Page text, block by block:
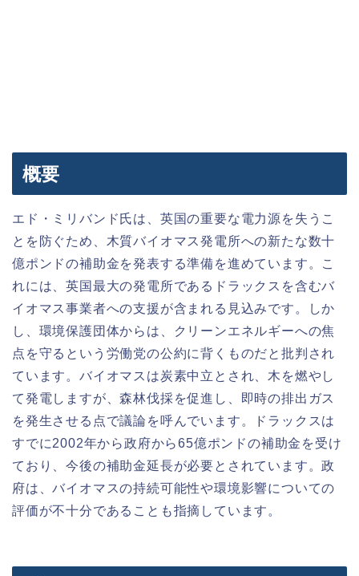
概要
エド・ミリバンド氏は、英国の重要な電力源を失うこ
とを防ぐため、木質バイオマス発電所への新たな数十
億ポンドの補助金を発表する準備を進めています。こ
れには、英国最大の発電所であるドラックスを含むバ
イオマス事業者への支援が含まれる見込みです。しか
し、環境保護団体からは、クリーンエネルギーへの焦
点を守るという労働党の公約に背くものだと批判され
ています。バイオマスは炭素中立とされ、木を燃やし
て発電しますが、森林伐採を促進し、即時の排出ガス
を発生させる点で議論を呼んでいます。ドラックスは
すでに2002年から政府から65億ポンドの補助金を受け
ており、今後の補助金延長が必要とされています。政
府は、バイオマスの持続可能性や環境影響についての
評価が不十分であることも指摘しています。